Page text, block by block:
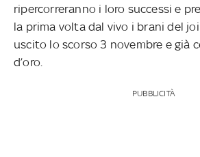
ripercorreranno i loro successi e
la prima volta dal vivo i brani del
uscito lo scorso 3 novembre e già
d’oro.
PUBBLICITÀ